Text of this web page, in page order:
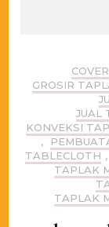
GROSIR
JUAL
KONVEKSI
,
TABLECLOTH ,
TAPLAK
TAPLAK